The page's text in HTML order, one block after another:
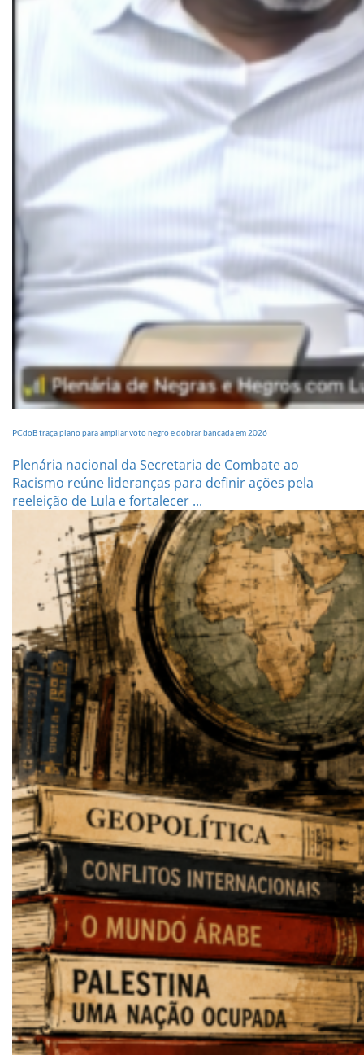
PCdoB traça plano para ampliar voto negro e dobrar bancada em 2026
Plenária nacional da Secretaria de Combate ao
Racismo reúne lideranças para definir ações pela
reeleição de Lula e fortalecer ...